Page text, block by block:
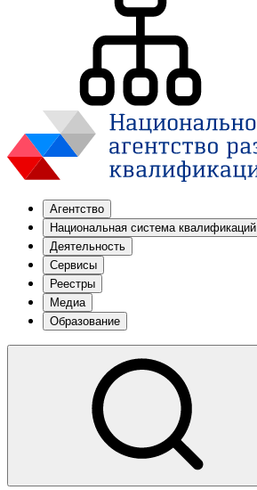
Агентство
Национальная система квалификаций
Деятельность
Сервисы
Реестры
Медиа
Образование